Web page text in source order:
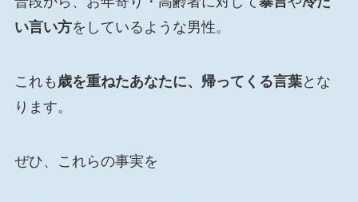
い言い方をしているような男性。
これも 歳を重ねたあなたに、帰ってくる言葉とな
ります。
ぜひ、これらの事実を